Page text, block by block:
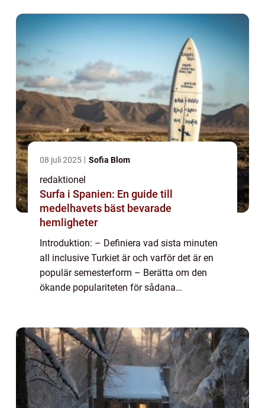
08 juli 2025 Sofia Blom
redaktionel
Surfa i Spanien: En guide till
medelhavets bäst bevarade
hemligheter
Introduktion: – Definiera vad sista minuten
all inclusive Turkiet är och varför det är en
populär semesterform – Berätta om den
ökande populariteten för sådana